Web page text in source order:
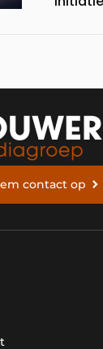
contact op